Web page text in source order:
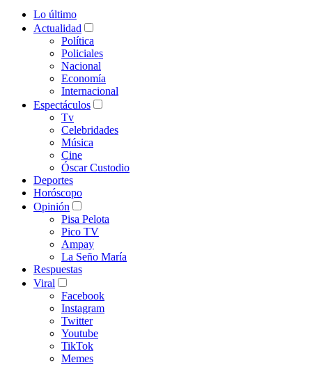
Lo último
Actualidad
Política
Policiales
Nacional
Economía
Internacional
Espectáculos
Tv
Celebridades
Música
Cine
Óscar Custodio
Deportes
Horóscopo
Opinión
Pisa Pelota
Pico TV
Ampay
La Seño María
Respuestas
Viral
Facebook
Instagram
Twitter
Youtube
TikTok
Memes